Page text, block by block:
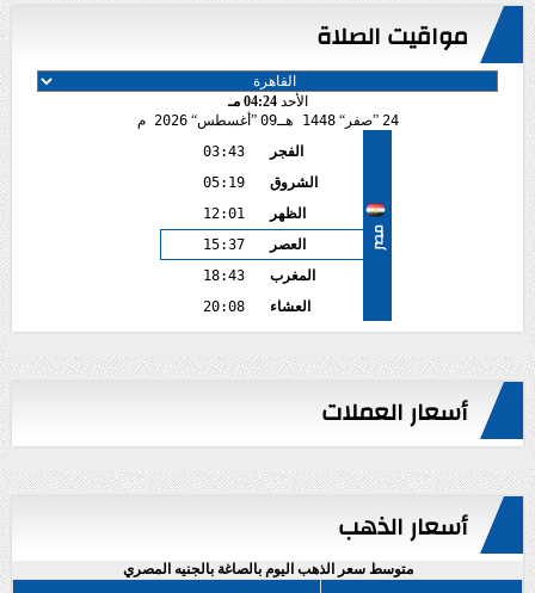
مواقيت الصلاة
الأحد04:24 مـ
24
صفر 1448 هـ 09 أغسطس 2026 م
مصر
الفجر
03:43
الشروق
05:19
الظهر
12:01
العصر
15:37
المغرب
18:43
العشاء
20:08
أسعار العملات
أسعار الذهب
متوسط سعر الذهب اليوم بالصاغة بالجنيه المصري